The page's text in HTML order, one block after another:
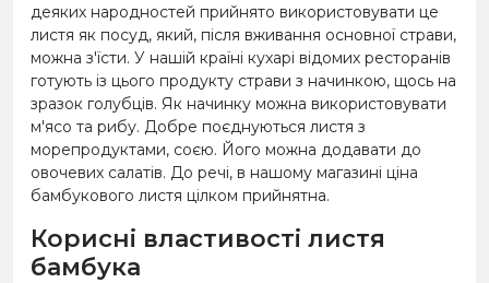
деяких народностей прийнято використовувати це
листя як посуд, який, після вживання основної страви,
можна з'їсти. У нашій країні кухарі відомих ресторанів
готують із цього продукту страви з начинкою, щось на
зразок голубців. Як начинку можна використовувати
м'ясо та рибу. Добре поєднуються листя з
морепродуктами, соєю. Його можна додавати до
овочевих салатів. До речі, в нашому магазині ціна
бамбукового листя цілком прийнятна.
Корисні властивості листя
бамбука